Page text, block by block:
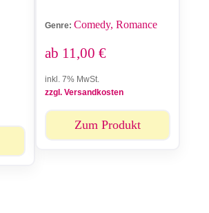
Genre: Comedy, Romance
ab 11,00 €
inkl. 7% MwSt.
zzgl. Versandkosten
Zum Produkt